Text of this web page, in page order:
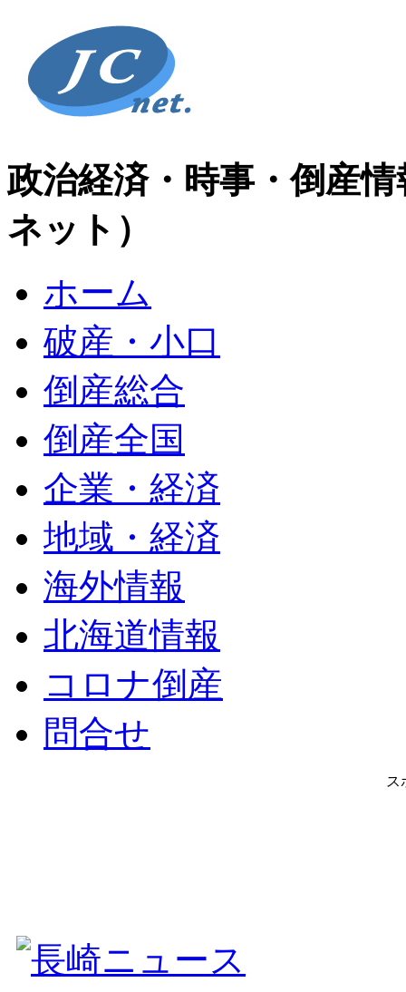
政治経済・時事・倒産
ネット）
ホーム
破産・小口
倒産総合
倒産全国
企業・経済
地域・経済
海外情報
北海道情報
コロナ倒産
問合せ
ス